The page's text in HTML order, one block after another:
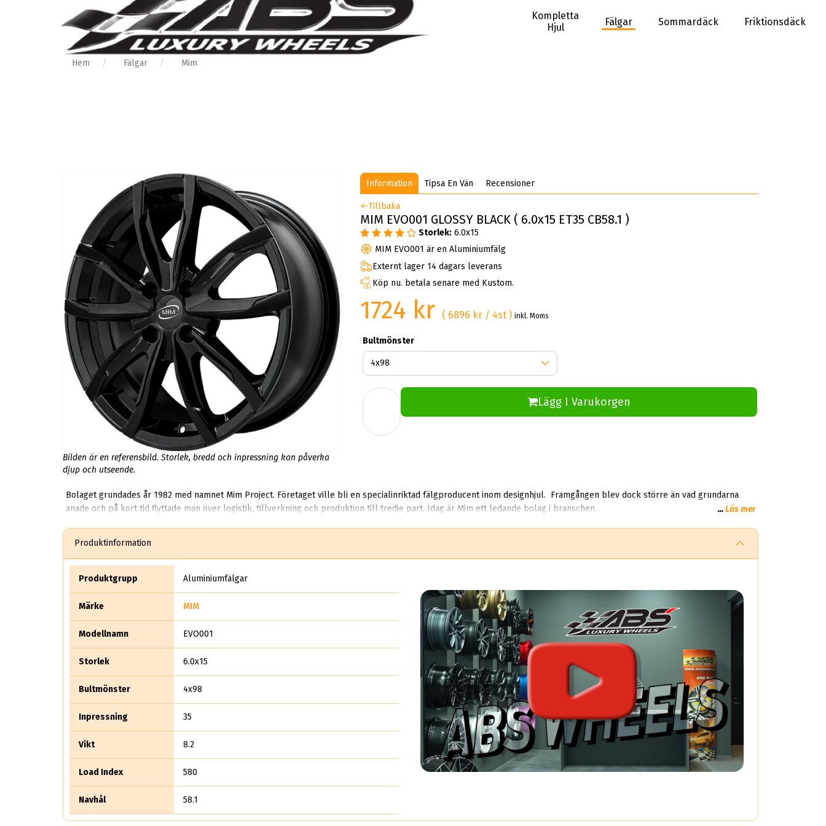
Kompletta
Hjul
Fälgar Sommardäck Friktionsdäck
Hem Fälgar Mim
Bilden är en referensbild. Storlek, bredd och inpressning kan påverka
djup och utseende.
Information Tipsa En Vän Recensioner
Tillbaka
MIM EVO001 GLOSSY BLACK ( 6.0x15 ET35 CB58.1 )
Storlek: 6.0x15
MIM EVO001 är en Aluminiumfälg
Externt lager 14 dagars leverans
Köp nu. betala senare med Kustom.
1724 kr ( 6896 kr / 4st )inkl. Moms
Bultmönster
Lägg I Varukorgen
Bolaget grundades år 1982 med namnet Mim Project. Företaget ville bli en specialinriktad fälgproducent inom designhjul. Framgången blev dock större än vad grundarna
...Läs mer
Produktinformation
Produktgrupp Aluminiumfälgar
Märke MIM
Modellnamn EVO001
Storlek 6.0x15
Bultmönster 4x98
Inpressning 35
Vikt 8.2
Load Index 580
Navhål 58.1